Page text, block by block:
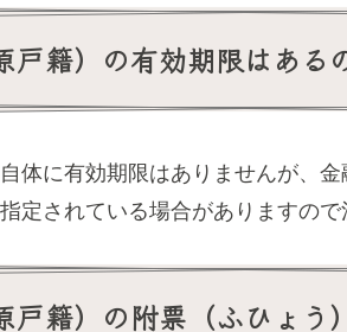
戸籍）の有効期限はある
体に有効期限はありませんが、
定されている場合がありますので
戸籍）の附票（ふひょう